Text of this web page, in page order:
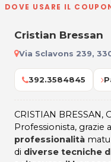
DOVE USARE IL
Cristian Bressan
Via Sclavons 239,
392.3584845
CRISTIAN
Professionista, grazie
professionalità
di diverse tecniche